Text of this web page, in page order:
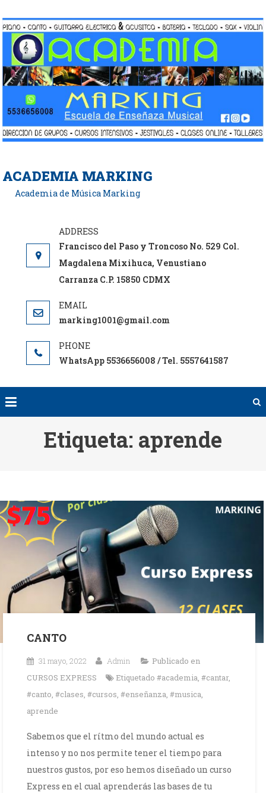
al
contenido
ACADEMIA MARKING
Academia de Música Marking
Francisco del Paso y Troncoso No. 529 Col.
Magdalena Mixihuca, Venustiano
Carranza C.P. 15850 CDMX
marking1001@gmail.com
WhatsApp 5536656008 / Tel. 5557641587
Etiqueta: aprende
CANTO
31 mayo, 2022 Admin
Publicado en
CURSOS EXPRESS
Etiquetado #academia, #cantar,
#canto, #clases, #cursos, #enseñanza, #musica,
aprende
Sabemos que el rítmo del mundo actual es
intenso y no nos permite tener el tiempo para
nuestros gustos, por eso hemos diseñado un curso
Express en el cual aprenderás las bases de tu